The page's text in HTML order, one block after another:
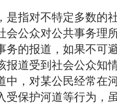
指对不特定多数的
会公众对公共事务理
务的报道，如果不可
报道受到社会公众知
中，对某公民经常在
受保护河道等行为，